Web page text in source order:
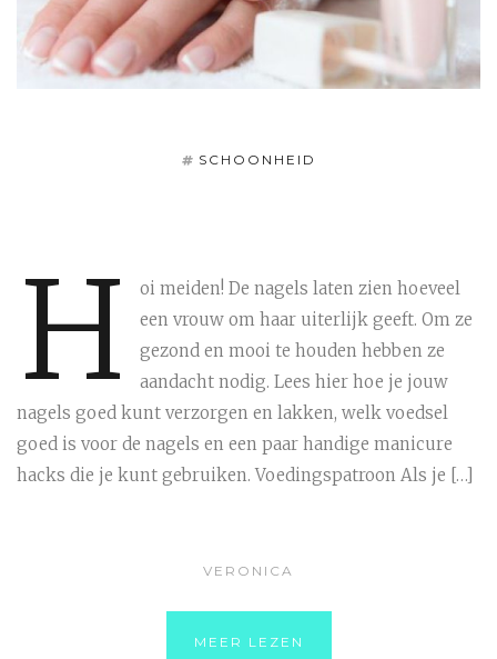
SCHOONHEID
H
oi meiden! De nagels laten zien hoeveel
een vrouw om haar uiterlijk geeft. Om ze
gezond en mooi te houden hebben ze
aandacht nodig. Lees hier hoe je jouw
nagels goed kunt verzorgen en lakken, welk voedsel
goed is voor de nagels en een paar handige manicure
hacks die je kunt gebruiken. Voedingspatroon Als je […]
VERONICA
MEER LEZEN